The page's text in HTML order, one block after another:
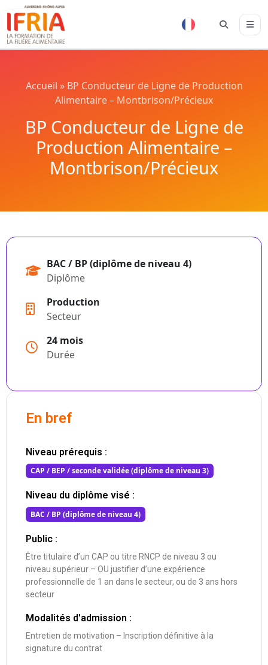
Accueil » BP Conducteur de Ligne de Production
Alimentaire – Montbrison/Précieux
BP Conducteur de Ligne de
Production Alimentaire –
Montbrison/Précieux
BAC / BP (diplôme de niveau 4)
Diplôme
Production
Secteur
24 mois
Durée
En bref
Niveau prérequis :
CAP / BEP / seconde validée (diplôme de niveau 3)
Niveau du diplôme visé :
BAC / BP (diplôme de niveau 4)
Public :
Être titulaire d’un CAP ou titre RNCP de niveau 3 ou
niveau supérieur – OU justifier d’une expérience
professionnelle de 1 an dans le secteur, ou de 3 ans hors
secteur
Modalités d'admission :
Entretien de motivation – Inscription définitive à la
signature du contrat